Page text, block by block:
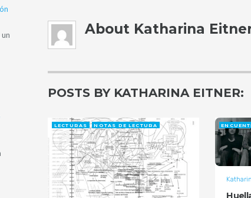
About Katharina
POSTS BY KATHARINA EITNER:
LECTURAS NOTAS DE LECTURA